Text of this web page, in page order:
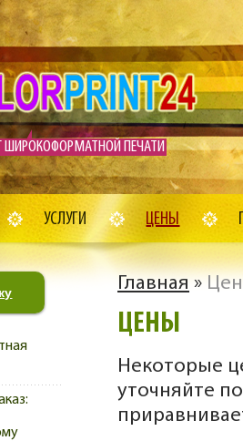
ШИРОКОФОРМАТНОЙ ПЕЧАТИ
УСЛУГИ ЦЕНЫ
Главная »
ЦЕНЫ
Некоторые
уточняйте